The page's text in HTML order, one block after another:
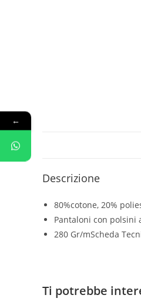
Descrizione
80%cotone, 20%
Pantaloni con polsini
280 Gr/mScheda
Ti potrebbe
←